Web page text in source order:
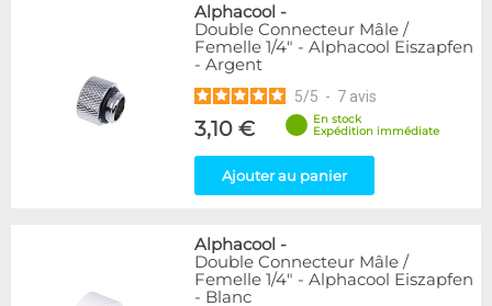
Alphacool -
Double Connecteur Mâle /
Femelle 1/4" - Alphacool Eiszapfen
- Argent
5/5 - 7 avis
3,10 €
En stock
Expédition immédiate
Ajouter au panier
Alphacool -
Double Connecteur Mâle /
Femelle 1/4" - Alphacool Eiszapfen
- Blanc